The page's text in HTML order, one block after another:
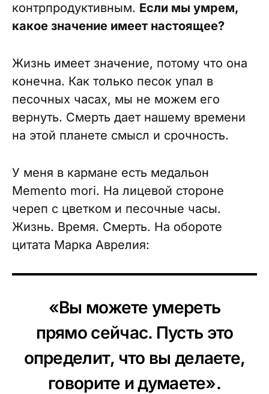
контрпродуктивным. Если мы умрем,
какое значение имеет настоящее?
Жизнь имеет значение, потому что она
конечна. Как только песок упал в
песочных часах, мы не можем его
вернуть. Смерть дает нашему времени
на этой планете смысл и срочность.
У меня в кармане есть медальон
Memento mori. На лицевой стороне
череп с цветком и песочные часы.
Жизнь. Время. Смерть. На обороте
цитата Марка Аврелия:
«Вы можете умереть
прямо сейчас. Пусть это
определит, что вы делаете,
говорите и думаете».